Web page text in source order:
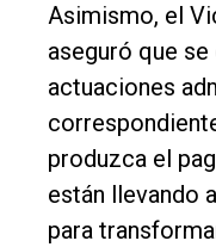
Asimismo, el
aseguró que
actuaciones
produzca el
están llevando
para